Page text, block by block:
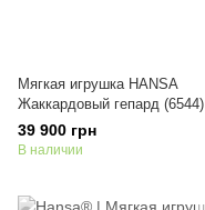
Мягкая игрушка HANSA
Жаккардовый гепард (6544)
39 900 грн
В наличии